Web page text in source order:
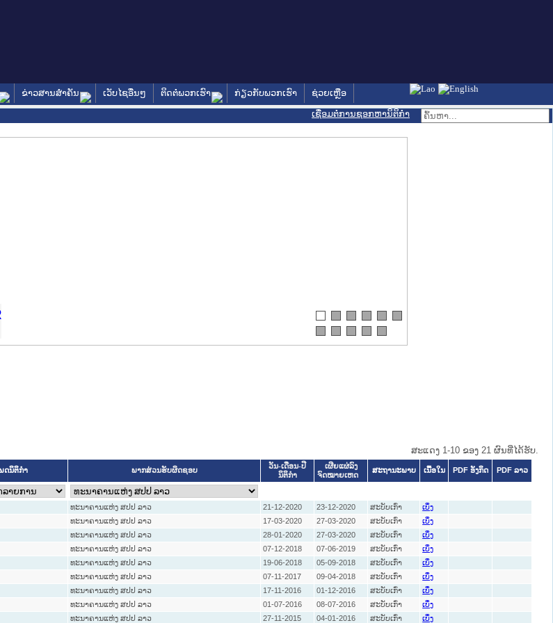
ຂ່າວສານສໍາຄັນ ເວັບໄຊອື່ນໆ ຕິດຕໍ່ພວກເຮົາ ກ່ຽວກັບພວກເຮົາ
ຊ່ວຍເຫຼືອ
ເຊື່ອມຕໍ່ການຊອກຫານິຕິກຳ
ສະແດງ 1-10 ຂອງ 21 ຜົນທີ່ໄດ້ຮັບ.
ດນິຕິກຳ ພາກສ່ວນຮັບຜິດຊອບ
ວັນ-ເດືອນ-ປີ
ນິຕິກໍາ
ເຜີຍແຜ່ລົງ
ຈົດໝາຍເຫດ
ສະຖານະພາບ ເນື້ອໃນ PDF ອັງກິດ PDF ລາວ
ທະນາຄານແຫ່ງ ສປປ ລາວ 21-12-2020 23-12-2020 ສະບັບເກົ່າ ເບິ່ງ
ທະນາຄານແຫ່ງ ສປປ ລາວ 17-03-2020 27-03-2020 ສະບັບເກົ່າ ເບິ່ງ
ທະນາຄານແຫ່ງ ສປປ ລາວ 28-01-2020 27-03-2020 ສະບັບເກົ່າ ເບິ່ງ
ທະນາຄານແຫ່ງ ສປປ ລາວ 07-12-2018 07-06-2019 ສະບັບເກົ່າ ເບິ່ງ
ທະນາຄານແຫ່ງ ສປປ ລາວ 19-06-2018 05-09-2018 ສະບັບເກົ່າ ເບິ່ງ
ທະນາຄານແຫ່ງ ສປປ ລາວ 07-11-2017 09-04-2018 ສະບັບເກົ່າ ເບິ່ງ
ທະນາຄານແຫ່ງ ສປປ ລາວ 17-11-2016 01-12-2016 ສະບັບເກົ່າ ເບິ່ງ
ທະນາຄານແຫ່ງ ສປປ ລາວ 01-07-2016 08-07-2016 ສະບັບເກົ່າ ເບິ່ງ
ທະນາຄານແຫ່ງ ສປປ ລາວ 27-11-2015 04-01-2016 ສະບັບເກົ່າ ເບິ່ງ